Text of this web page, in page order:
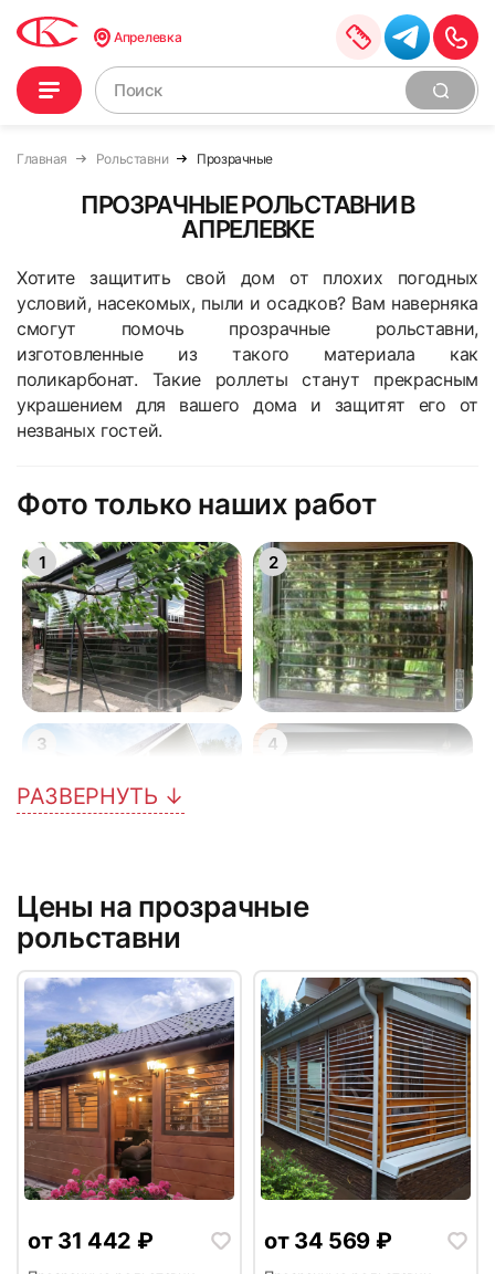
Апрелевка
Главная Рольставни Прозрачные
ПРОЗРАЧНЫЕ РОЛЬСТАВНИ В
АПРЕЛЕВКЕ
Хотите защитить свой дом от плохих погодных
условий, насекомых, пыли и осадков? Вам наверняка
смогут помочь прозрачные рольставни,
изготовленные из такого материала как
поликарбонат. Такие роллеты станут прекрасным
украшением для вашего дома и защитят его от
незваных гостей.
Фото только наших работ
1 2
3 4
5
7 8
РАЗВЕРНУТЬ ↓
Цены на прозрачные
рольставни
от 31 442 ₽ от 34 569 ₽